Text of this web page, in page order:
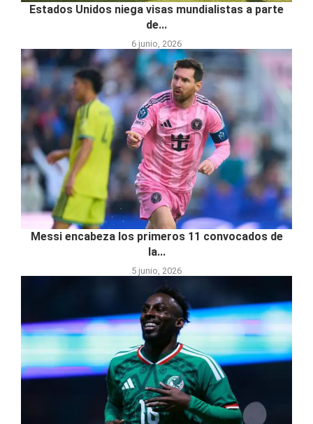
Estados Unidos niega visas mundialistas a parte
de...
6 junio, 2026
Messi encabeza los primeros 11 convocados de
la...
5 junio, 2026